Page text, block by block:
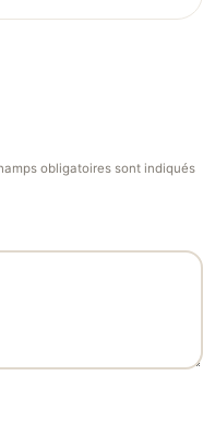
potager ?
obligatoires sont indiqués